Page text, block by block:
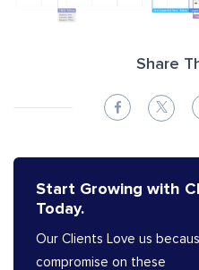
Share
Start Growing with
Today.
Our Clients Love us
compromise on these